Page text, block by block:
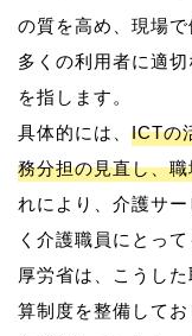
の質を高め、現場
多くの利用者に適
を指します。
具体的には、 ICTの
務分担の見直し、
れにより、介護サ
く介護職員にとっ
厚労省は、こうし
算制度を整備して